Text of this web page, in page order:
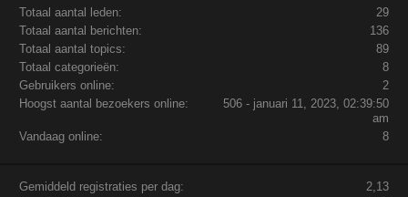
Totaal aantal leden:
29
Totaal aantal berichten:
136
Totaal aantal topics:
89
Totaal categorieën:
8
Gebruikers online:
2
Hoogst aantal bezoekers online:
506 - januari 11, 2023, 02:39:50
am
Vandaag online:
8
Gemiddeld registraties per dag:
2,13